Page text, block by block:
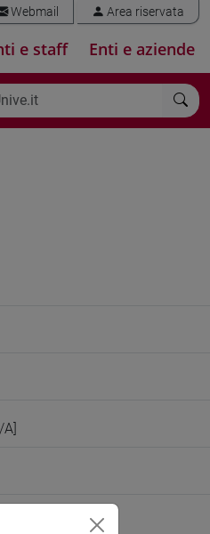
Webmail Area riservata
e staff Enti e aziende